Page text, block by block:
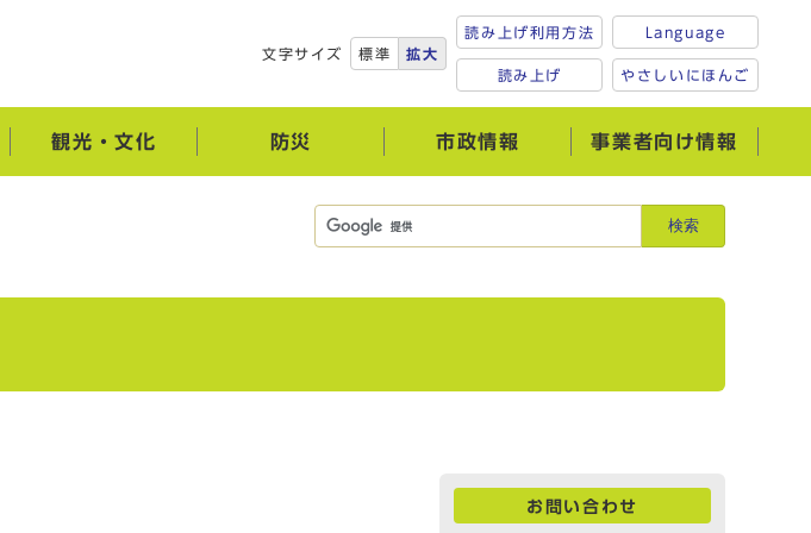
文字サイズ 標準 拡大
読み上げ利用方法
読み上げ
Language
やさしいにほんご
観光・文化 防災 市政情報 事業者向け情報
検索
お問い合わせ